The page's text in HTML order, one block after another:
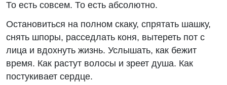
То есть совсем. То есть абсолютно.
Остановиться на полном скаку, спрятать шашку,
снять шпоры, расседлать коня, вытереть пот с
лица и вдохнуть жизнь. Услышать, как бежит
время. Как растут волосы и зреет душа. Как
постукивает сердце.